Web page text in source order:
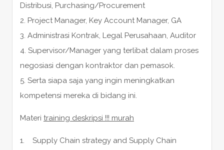
Distribusi, Purchasing/Procurement
2. Project Manager, Key Account Manager, GA
3. Administrasi Kontrak, Legal Perusahaan, Auditor
4. Supervisor/Manager yang terlibat dalam proses
negosiasi dengan kontraktor dan pemasok.
5. Serta siapa saja yang ingin meningkatkan
kompetensi mereka di bidang ini.
Materi training deskripsi !!! murah
1. Supply Chain strategy and Supply Chain